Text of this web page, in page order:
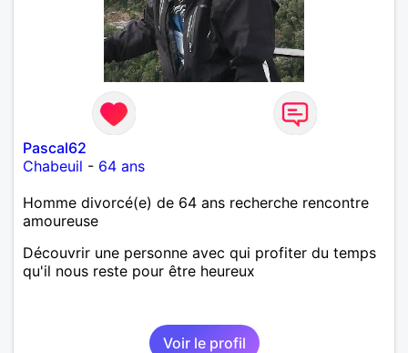
Pascal62
Chabeuil - 64 ans
Homme divorcé(e) de 64 ans recherche rencontre
amoureuse
Découvrir une personne avec qui profiter du temps
qu'il nous reste pour être heureux
Voir le profil